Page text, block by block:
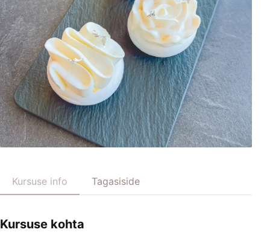
Kursuse info Tagasiside
Kursuse kohta